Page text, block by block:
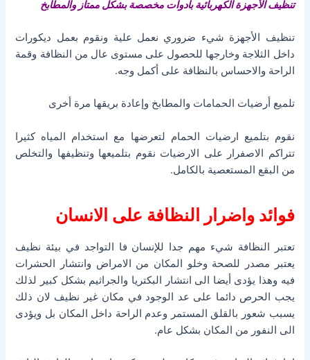
تنظيف الأجهزة الكهربائية بأدوات مخصصة بشكل ممتاز والمطابخ
تنظيف الأجهزة شيء ضروري نعمل علية ونقوم بعمل ديكورات
داخل الثلاجة وخارجها للحصول على مستوى عال من النظافة وقمة
الراحة والاحساس بالنظافة على أكمل وجه.
تلميع أرضيات الحمامات والمطابخ وإعادة بريقها مرة أخرى
نقوم بتلميع ارضيات الحمام لتعرضها مع استخدام المياه كثيرا
تتراكم الاصفرار على الارضيات نقوم بتلميعها وتنظيفها والتخلص
من البقع المستعصية بالكامل.
فوائد واضرار النظافة على الانسان
تعتبر النظافة شيء مهم جدا للإنسان فا التواجد في بيئة نظيف
يعتبر مصدر للصحة وخلو المكان من الامراض وانتشار الحشرات
فيه وهذا يؤدى أيضا الى انتشار البكتريا والجراثيم بشكل كبير لذلك
يجب الحرص دائما على عد الوجود في مكان غير نظيف لان ذلك
يسبب شعور بالقلق المستمر وعدم الراحة داخل المكان بل ويؤدى
الى النفور من المكان بشكل عام.